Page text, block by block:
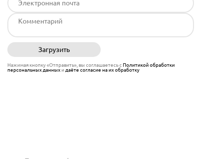
Загрузить
Нажимая кнопку «Отправить», вы соглашаетесь сПолитикой обработки
персональных данныхи даёте согласие на их обработку